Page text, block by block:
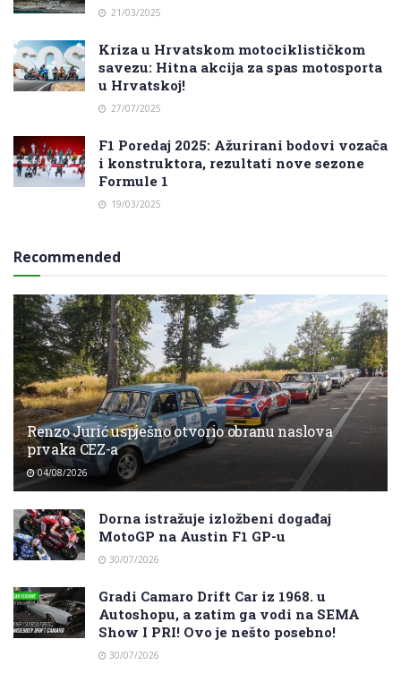
21/03/2025
Kriza u Hrvatskom motociklističkom
savezu: Hitna akcija za spas motosporta
u Hrvatskoj!
27/07/2025
F1 Poredaj 2025: Ažurirani bodovi vozača
i konstruktora, rezultati nove sezone
Formule 1
19/03/2025
Recommended
Renzo Jurić uspješno otvorio obranu naslova
prvaka CEZ-a
04/08/2026
Dorna istražuje izložbeni događaj
MotoGP na Austin F1 GP-u
30/07/2026
Gradi Camaro Drift Car iz 1968. u
Autoshopu, a zatim ga vodi na SEMA
Show I PRI! Ovo je nešto posebno!
30/07/2026